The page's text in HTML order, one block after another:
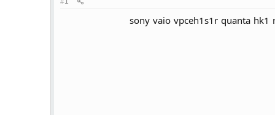
sony vaio vpceh1s1r quanta